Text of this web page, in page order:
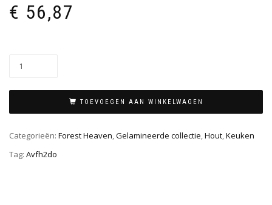
€ 56,87
TOEVOEGEN AAN WINKELWAGEN
Categorieën: Forest Heaven,Gelamineerde collectie,Hout,Keuken
Tag: Avfh2do